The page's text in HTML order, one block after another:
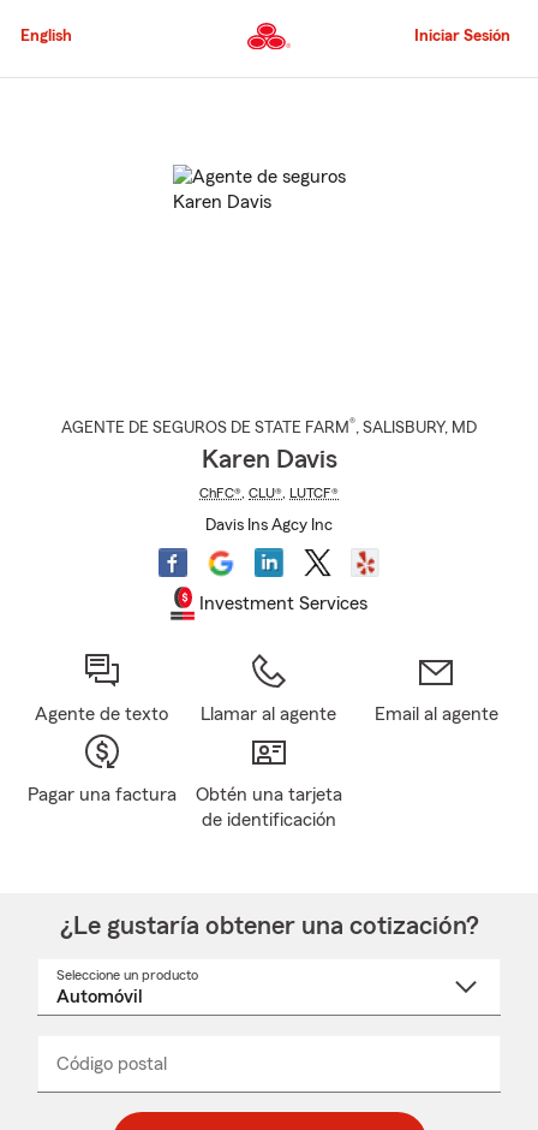
al
principal
English Iniciar Sesión
AGENTE DE SEGUROS DE STATE FARM®, SALISBURY, MD
Karen Davis
ChFC® CLU® LUTCF®
Davis Ins Agcy Inc
Investment Services
Agente de texto Llamar al agente Email al agente
Pagar una factura
Obtén una tarjeta
de identificación
¿Le gustaría obtener una cotización?
Seleccione un producto
desplegable
Código postal
_____